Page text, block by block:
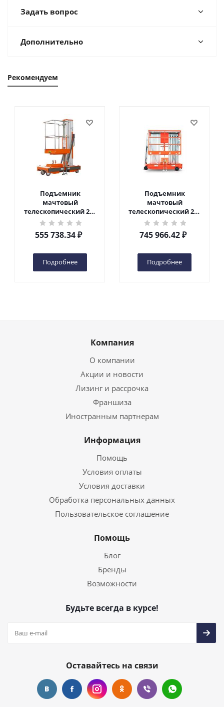
Задать вопрос
Дополнительно
Рекомендуем
Подъемник
мачтовый
телескопический 200
кг 6 м TOR GTWY6-200S
DC 2-мачтовый
(автономный) (G) в
555 738.34₽
Подробнее
Подъемник
мачтовый
телескопический 200
кг 10 м TOR GTWY10-
200S DC 2-мачтовый
(автономный) (N) в
745 966.42₽
Подробнее
Компания
О компании
Акции и новости
Лизинг и рассрочка
Франшиза
Иностранным партнерам
Информация
Помощь
Условия оплаты
Условия доставки
Обработка персональных данных
Пользовательское соглашение
Помощь
Блог
Бренды
Возможности
Будьте всегда в курсе!
Оставайтесь на связи